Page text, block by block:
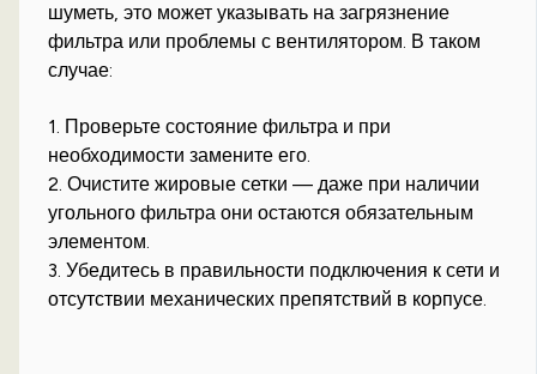
шуметь, это может указывать на загрязнение
фильтра или проблемы с вентилятором. В таком
случае:
1. Проверьте состояние фильтра и при
необходимости замените его.
2. Очистите жировые сетки — даже при наличии
угольного фильтра они остаются обязательным
элементом.
3. Убедитесь в правильности подключения к сети и
отсутствии механических препятствий в корпусе.